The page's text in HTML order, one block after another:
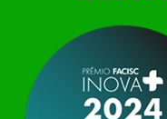
apresentação de
encontro